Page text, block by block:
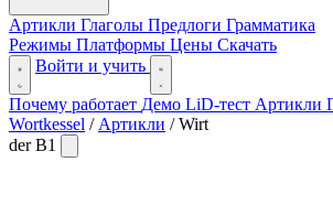
Артикли Глаголы Предлоги Грамматика
Режимы Платформы Цены Скачать
Войти и учить
Почему работает Демо LiD-тест Артикли
Wortkessel / Артикли / Wirt
derB1